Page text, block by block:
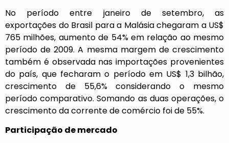
No período entre janeiro de setembro, as
exportações do Brasil para a Malásia chegaram a US$
765 milhões, aumento de 54% em relação ao mesmo
período de 2009. A mesma margem de crescimento
também é observada nas importações provenientes
do país, que fecharam o período em US$ 1,3 bilhão,
crescimento de 55,6% considerando o mesmo
período comparativo. Somando as duas operações, o
crescimento da corrente de comércio foi de 55%.
Participação de mercado